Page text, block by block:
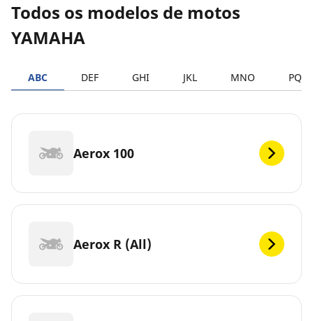
Todos os modelos de motos
YAMAHA
ABC DEF GHI JKL MNO PQRS
Aerox 100
Aerox R (All)